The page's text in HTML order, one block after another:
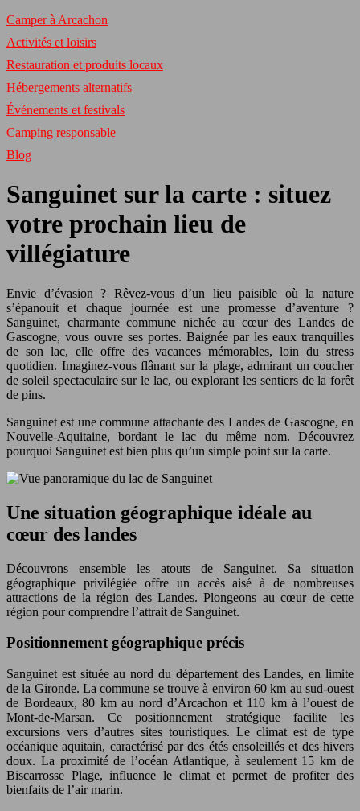
Camper à Arcachon
Activités et loisirs
Restauration et produits locaux
Hébergements alternatifs
Événements et festivals
Camping responsable
Blog
Sanguinet sur la carte : situez
votre prochain lieu de
villégiature
Envie d’évasion ? Rêvez-vous d’un lieu paisible où la nature
s’épanouit et chaque journée est une promesse d’aventure ?
Sanguinet, charmante commune nichée au cœur des Landes de
Gascogne, vous ouvre ses portes. Baignée par les eaux tranquilles
de son lac, elle offre des vacances mémorables, loin du stress
quotidien. Imaginez-vous flânant sur la plage, admirant un coucher
de soleil spectaculaire sur le lac, ou explorant les sentiers de la forêt
de pins.
Sanguinet est une commune attachante des Landes de Gascogne, en
Nouvelle-Aquitaine, bordant le lac du même nom. Découvrez
pourquoi Sanguinet est bien plus qu’un simple point sur la carte.
Une situation géographique idéale au
cœur des landes
Découvrons ensemble les atouts de Sanguinet. Sa situation
géographique privilégiée offre un accès aisé à de nombreuses
attractions de la région des Landes. Plongeons au cœur de cette
région pour comprendre l’attrait de Sanguinet.
Positionnement géographique précis
Sanguinet est située au nord du département des Landes, en limite
de la Gironde. La commune se trouve à environ 60 km au sud-ouest
de Bordeaux, 80 km au nord d’Arcachon et 110 km à l’ouest de
Mont-de-Marsan. Ce positionnement stratégique facilite les
excursions vers d’autres sites touristiques. Le climat est de type
océanique aquitain, caractérisé par des étés ensoleillés et des hivers
doux. La proximité de l’océan Atlantique, à seulement 15 km de
Biscarrosse Plage, influence le climat et permet de profiter des
bienfaits de l’air marin.